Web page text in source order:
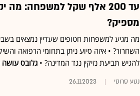
עד 200 אלף שקל למשפחה:
מספיק?
מה מגיע למשפחות חטופים שעדיין נמצאים
השחרור? • איזה סיוע ניתן בתחומי הרפואה
להגיש תביעת נזיקין נגד המדינה? • גלובס
נטע סרוסי 26.11.2023